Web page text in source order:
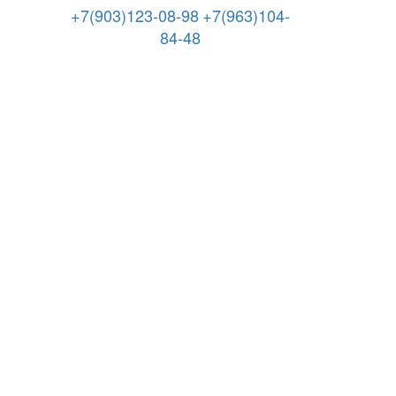
+7(903)123-08-98 +7(963)104-
84-48